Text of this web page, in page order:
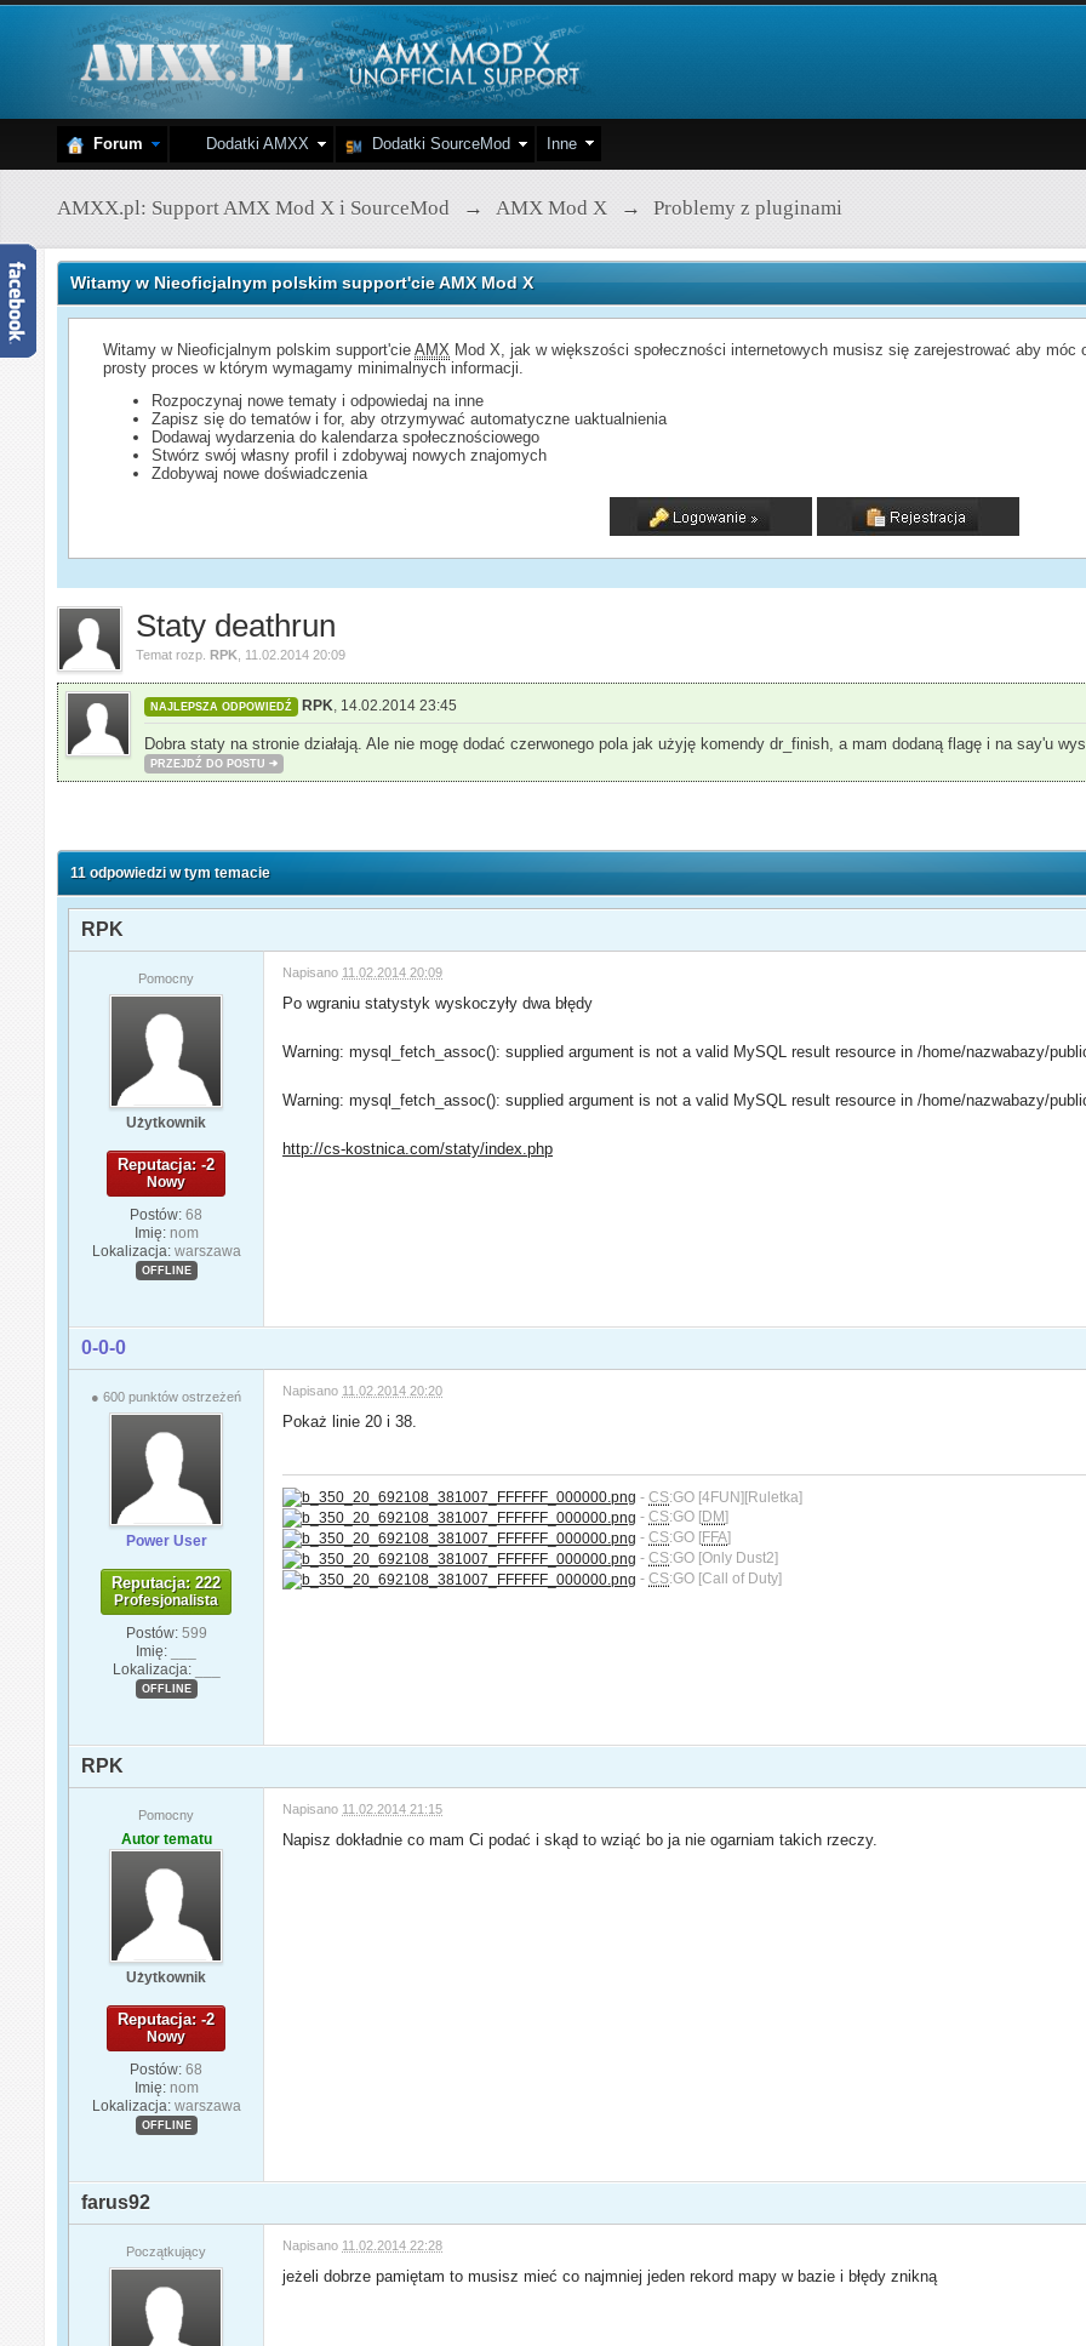
Forum Dodatki AMXX Dodatki SourceMod Inne
AMXX.pl: Support AMX Mod X i SourceMod → AMX Mod X → Problemy z pluginami
Witamy w Nieoficjalnym polskim support'cie AMX Mod X
Witamy w Nieoficjalnym polskim support'cieAMX Mod X, jak w większości społeczności internetowych musisz się zarejestrować aby
prosty proces w którym wymagamy minimalnych informacji.
Rozpoczynaj nowe tematy i odpowiedaj na inne
Zapisz się do tematów i for, aby otrzymywać automatyczne uaktualnienia
Dodawaj wydarzenia do kalendarza społecznościowego
Stwórz swój własny profil i zdobywaj nowych znajomych
Zdobywaj nowe doświadczenia
Staty deathrun
Temat rozp.RPK 11.02.2014 20:09
NAJLEPSZA ODPOWIEDŹ RPK 14.02.2014 23:45
Dobra staty na stronie działają. Ale nie mogę dodać czerwonego pola jak użyję komendy dr_finish, a mam dodaną flagę i na say'u
PRZEJDŹ DO POSTU
11 odpowiedzi w tym temacie
RPK
Pomocny
Użytkownik
Reputacja: -2
Nowy
Postów: 68
Imię: nom
Lokalizacja: warszawa
OFFLINE
Napisano 11.02.2014 20:09
Po wgraniu statystyk wyskoczyły dwa błędy
Warning: mysql_fetch_assoc(): supplied argument is not a valid MySQL result resource in /home/nazwabazy/
Warning: mysql_fetch_assoc(): supplied argument is not a valid MySQL result resource in /home/nazwabazy/
http://cs-kostnica.com/staty/index.php
0-0-0
● 600 punktów ostrzeżeń
Power User
Reputacja: 222
Profesjonalista
Postów: 599
Imię:
Lokalizacja:
OFFLINE
Napisano 11.02.2014 20:20
Pokaż linie 20 i 38.
-CS:GO [4FUN][Ruletka]
-CS:GO [DM]
-CS:GO [FFA]
-CS:GO [Only Dust2]
-CS:GO [Call of Duty]
RPK
Pomocny
Autor tematu
Użytkownik
Reputacja: -2
Nowy
Postów: 68
Imię: nom
Lokalizacja: warszawa
OFFLINE
Napisano 11.02.2014 21:15
Napisz dokładnie co mam Ci podać i skąd to wziąć bo ja nie ogarniam takich rzeczy.
farus92
Początkujący Napisano 11.02.2014 22:28
jeżeli dobrze pamiętam to musisz mieć co najmniej jeden rekord mapy w bazie i błędy znikną